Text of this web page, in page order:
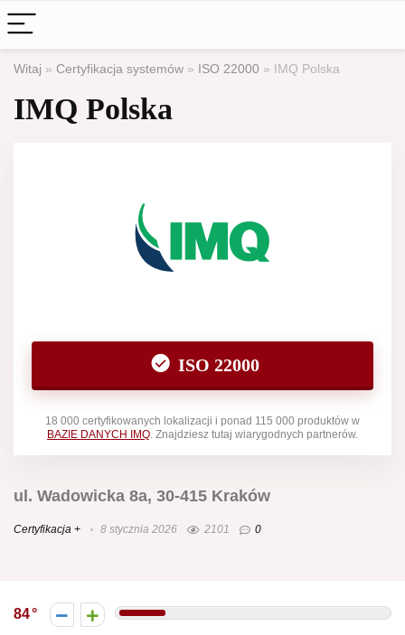
Witaj » Certyfikacja systemów » ISO 22000 » IMQ Polska
IMQ Polska
ISO 22000
18 000 certyfikowanych lokalizacji i ponad 115 000 produktów w
BAZIE DANYCH IMQ. Znajdziesz tutaj wiarygodnych partnerów.
ul. Wadowicka 8a, 30-415 Kraków
Certyfikacja + 8 stycznia 2026 2101 0
84